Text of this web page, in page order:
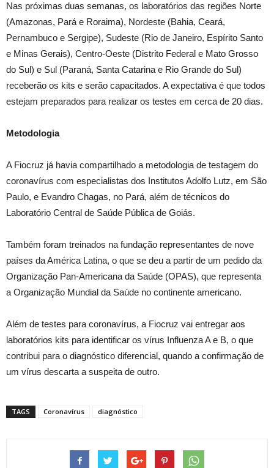
Nas próximas duas semanas, os laboratórios das regiões Norte
(Amazonas, Pará e Roraima), Nordeste (Bahia, Ceará,
Pernambuco e Sergipe), Sudeste (Rio de Janeiro, Espírito Santo
e Minas Gerais), Centro-Oeste (Distrito Federal e Mato Grosso
do Sul) e Sul (Paraná, Santa Catarina e Rio Grande do Sul)
receberão os kits e serão capacitados. A expectativa é que todos
estejam preparados para realizar os testes em cerca de 20 dias.
Metodologia
A Fiocruz já havia compartilhado a metodologia de testagem do
coronavírus com especialistas dos Institutos Adolfo Lutz, em São
Paulo, e Evandro Chagas, no Pará, além de técnicos do
Laboratório Central de Saúde Pública de Goiás.
Também foram treinados na fundação representantes de nove
países da América Latina, o que se deu a partir de um pedido da
Organização Pan-Americana da Saúde (OPAS), que representa
a Organização Mundial da Saúde no continente americano.
Além de testes para coronavírus, a Fiocruz vai entregar aos
laboratórios kits para identificar os vírus Influenza A e B, o que
contribui para o diagnóstico diferencial, quando a confirmação de
um vírus descarta a suspeita de outro.
TAGS Coronavírus diagnóstico